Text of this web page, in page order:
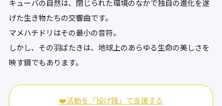
キューバの自然は、閉じられた環境のなかで独自の進化を遂
げた生き物たちの交響曲です。
マメハチドリはその最小の音符。
しかし、その羽ばたきは、地球上のあらゆる生命の美しさを
映す鏡でもあります。
❤️活動を「投げ銭」で支援する